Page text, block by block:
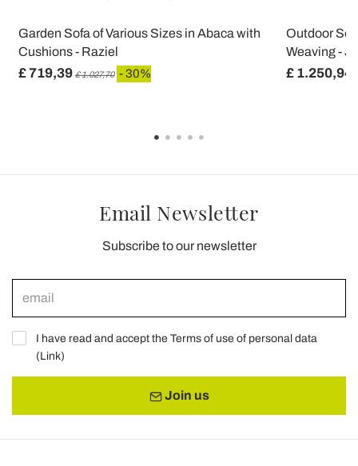
Garden Sofa of Various Sizes in Abaca with
Cushions - Raziel
£ 719,39 £ 1.027,70 - 30%
Outdoor
Weaving -
£ 1.250,94
Email Newsletter
Subscribe to our newsletter
I have read and accept the Terms of use of personal data
(Link)
Join us